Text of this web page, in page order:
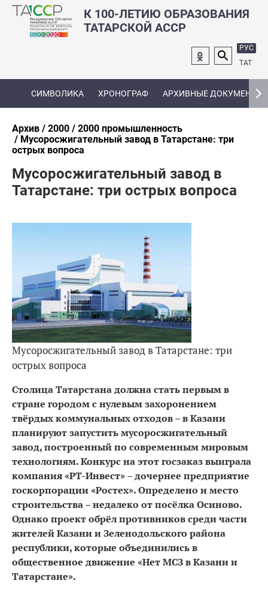
К 100-ЛЕТИЮ ОБРАЗОВАНИЯ
ТАТАРСКОЙ АССР
РУС
ТАТ
СИМВОЛИКА ХРОНОГРАФ АРХИВНЫЕ ДОКУМЕНТЫ
Архив 2000
2000 промышленность
Мусоросжигательный завод в Татарстане: три
острых вопроса
Мусоросжигательный завод в
Татарстане: три острых вопроса
Мусоросжигательный завод в Татарстане: три
острых вопроса
Столица Татарстана должна стать первым в
стране городом с нулевым захоронением
твёрдых коммунальных отходов – в Казани
планируют запустить мусоросжигательный
завод, построенный по современным мировым
технологиям. Конкурс на этот госзаказ выиграла
компания «РТ-Инвест» – дочернее предприятие
госкорпорации «Ростех». Определено и место
строительства – недалеко от посёлка Осиново.
Однако проект обрёл противников среди части
жителей Казани и Зеленодольского района
республики, которые объединились в
общественное движение «Нет МСЗ в Казани и
Татарстане».